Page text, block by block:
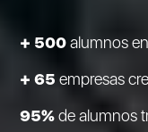
+ 500alumnos
+ 65empresas
95%de alumnos